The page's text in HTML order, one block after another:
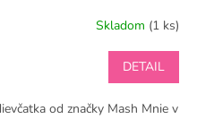
Skladom (1 ks)
DETAIL
od značky Mash Mnie v